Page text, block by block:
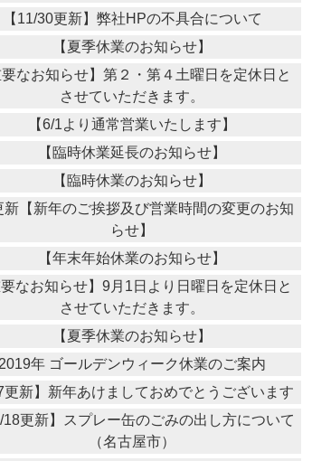
【11/30更新】弊社HPの不具合について
【夏季休業のお知らせ】
要なお知らせ】第２・第４土曜日を定休日と
させていただきます。
【6/1より通常営業いたします】
【臨時休業延長のお知らせ】
【臨時休業のお知らせ】
新【新年のご挨拶及び営業時間の変更のお知
らせ】
【年末年始休業のお知らせ】
要なお知らせ】9月1日より日曜日を定休日と
させていただきます。
【夏季休業のお知らせ】
2019年 ゴールデンウィーク休業のご案内
7更新】新年あけましておめでとうございます
18更新】スプレー缶のごみの出し方について
（名古屋市）